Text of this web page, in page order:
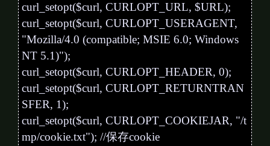
curl_setopt($curl, CURLOPT_URL, $URL);
curl_setopt($curl, CURLOPT_USERAGENT,
"Mozilla/4.0 (compatible; MSIE 6.0; Windows
NT 5.1)");
curl_setopt($curl, CURLOPT_HEADER, 0);
curl_setopt($curl, CURLOPT_RETURNTRAN
SFER, 1);
curl_setopt($curl, CURLOPT_COOKIEJAR, "/t
mp/cookie.txt"); //保存cookie